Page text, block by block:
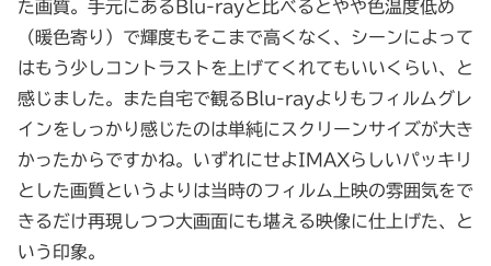
た画質。手元にあるBlu-rayと比べるとやや色温度低め
（暖色寄り）で輝度もそこまで高くなく、シーンによって
はもう少しコントラストを上げてくれてもいいくらい、と
感じました。また自宅で観るBlu-rayよりもフィルムグレ
インをしっかり感じたのは単純にスクリーンサイズが大き
かったからですかね。いずれにせよIMAXらしいパッキリ
とした画質というよりは当時のフィルム上映の雰囲気をで
きるだけ再現しつつ大画面にも堪える映像に仕上げた、と
いう印象。